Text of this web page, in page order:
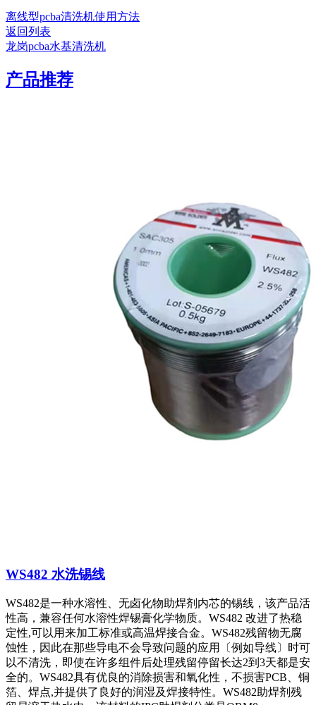
离线型pcba清洗机使用方法
返回列表
龙岗pcba水基清洗机
产品推荐
WS482 水洗锡线
WS482是一种水溶性、无卤化物助焊剂内芯的锡线，该产品活
性高，兼容任何水溶性焊锡膏化学物质。WS482 改进了热稳
定性,可以用来加工标准或高温焊接合金。WS482残留物无腐
蚀性，因此在那些导电不会导致问题的应用〔例如导线〕时可
以不清洗，即使在许多组件后处理残留停留长达2到3天都是安
全的。WS482具有优良的消除损害和氧化性，不损害PCB、铜
箔、焊点,并提供了良好的润湿及焊接特性。WS482助焊剂残